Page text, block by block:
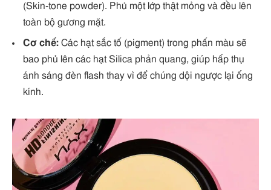
(Skin-tone powder). Phủ một lớp thật mỏng và đều lên
toàn bộ gương mặt.
Cơ chế: Các hạt sắc tố (pigment) trong phấn màu sẽ
bao phủ lên các hạt Silica phản quang, giúp hấp thụ
ánh sáng đèn flash thay vì để chúng dội ngược lại ống
kính.